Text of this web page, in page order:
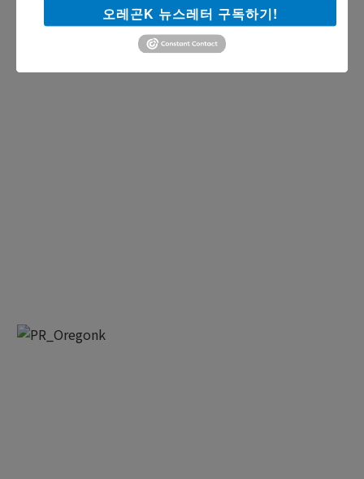
오레곤K 뉴스레터 구독하기!